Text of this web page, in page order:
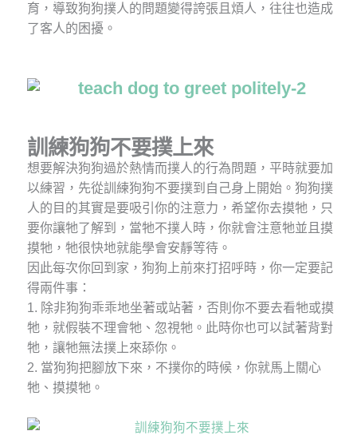
育，導致狗狗撲人的問題變得誇張且煩人，往往也造成
了客人的困擾。
訓練狗狗不要撲上來
想要解決狗狗過於熱情而撲人的行為問題，平時就要加
以練習，先從訓練狗狗不要撲到自己身上開始。狗狗撲
人的目的其實是要吸引你的注意力，希望你去摸牠，只
要你讓牠了解到，當牠不撲人時，你就會注意牠並且摸
摸牠，牠很快地就能學會安靜等待。
因此每次你回到家，狗狗上前來打招呼時，你一定要記
得兩件事：
1. 除非狗狗乖乖地坐著或站著，否則你不要去看牠或摸
牠，就假裝不理會牠、忽視牠。此時你也可以試著背對
牠，讓牠無法撲上來舔你。
2. 當狗狗把腳放下來，不撲你的時候，你就馬上關心
牠、摸摸牠。